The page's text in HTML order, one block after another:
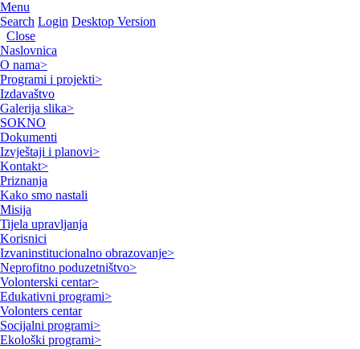
Menu
Search Login Desktop Version
Close
Naslovnica
O nama>
Programi i projekti>
Izdavaštvo
Galerija slika>
SOKNO
Dokumenti
Izvještaji i planovi>
Kontakt>
Priznanja
Kako smo nastali
Misija
Tijela upravljanja
Korisnici
Izvaninstitucionalno obrazovanje>
Neprofitno poduzetništvo>
Volonterski centar>
Edukativni programi>
Volonters centar
Socijalni programi>
Ekološki programi>